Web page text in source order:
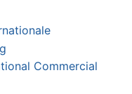
Commercial